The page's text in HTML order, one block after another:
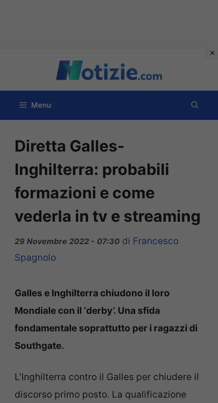
contenuto
Menu
Diretta Galles-
Inghilterra: probabili
formazioni e come
vederla in tv e streaming
29 Novembre 2022 - 07:30 di Francesco
Spagnolo
Galles e Inghilterra chiudono il loro
Mondiale con il ‘derby’. Una sfida
fondamentale soprattutto per i ragazzi di
Southgate.
L’Inghilterra contro il Galles per chiudere il
discorso primo posto. La qualificazione